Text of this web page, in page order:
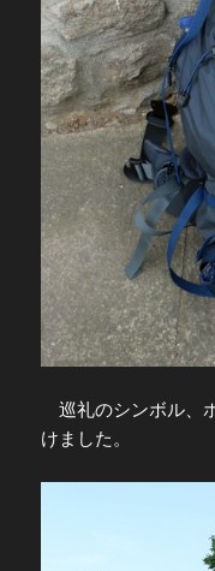
巡礼のシンボル、
けました。